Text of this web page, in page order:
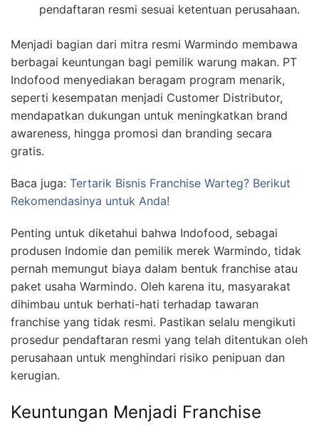
pendaftaran resmi sesuai ketentuan perusahaan.
Menjadi bagian dari mitra resmi Warmindo membawa
berbagai keuntungan bagi pemilik warung makan. PT
Indofood menyediakan beragam program menarik,
seperti kesempatan menjadi Customer Distributor,
mendapatkan dukungan untuk meningkatkan brand
awareness, hingga promosi dan branding secara
gratis.
Baca juga: Tertarik Bisnis Franchise Warteg? Berikut
Rekomendasinya untuk Anda!
Penting untuk diketahui bahwa Indofood, sebagai
produsen Indomie dan pemilik merek Warmindo, tidak
pernah memungut biaya dalam bentuk franchise atau
paket usaha Warmindo. Oleh karena itu, masyarakat
dihimbau untuk berhati-hati terhadap tawaran
franchise yang tidak resmi. Pastikan selalu mengikuti
prosedur pendaftaran resmi yang telah ditentukan oleh
perusahaan untuk menghindari risiko penipuan dan
kerugian.
Keuntungan Menjadi Franchise